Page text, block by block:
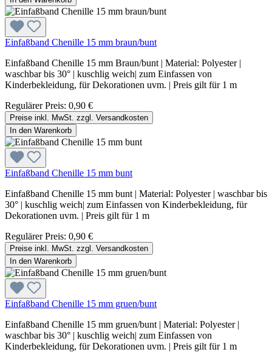
Einfaßband Chenille 15 mm braun/bunt
Einfaßband Chenille 15 mm Braun/bunt | Material: Polyester |
waschbar bis 30° | kuschlig weich| zum Einfassen von
Kinderbekleidung, für Dekorationen uvm. | Preis gilt für 1 m
Regulärer Preis: 0,90 €
Preise inkl. MwSt. zzgl. Versandkosten
In den Warenkorb
Einfaßband Chenille 15 mm bunt
Einfaßband Chenille 15 mm bunt | Material: Polyester | waschbar bis
30° | kuschlig weich| zum Einfassen von Kinderbekleidung, für
Dekorationen uvm. | Preis gilt für 1 m
Regulärer Preis: 0,90 €
Preise inkl. MwSt. zzgl. Versandkosten
In den Warenkorb
Einfaßband Chenille 15 mm gruen/bunt
Einfaßband Chenille 15 mm gruen/bunt | Material: Polyester |
waschbar bis 30° | kuschlig weich| zum Einfassen von
Kinderbekleidung, für Dekorationen uvm. | Preis gilt für 1 m